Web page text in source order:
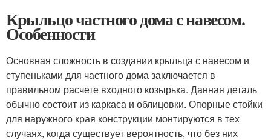
Крыльцо частного дома с навесом.
Особенности
Основная сложность в создании крыльца с навесом и
ступеньками для частного дома заключается в
правильном расчете входного козырька. Данная деталь
обычно состоит из каркаса и облицовки. Опорные стойки
для наружного края конструкции монтируются в тех
случаях, когда существует вероятность, что без них